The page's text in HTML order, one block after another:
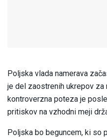
Poljska vlada namerava
je del zaostrenih ukrepov za
kontroverzna poteza je
pritiskov na vzhodni meji
Poljska bo beguncem, ki so